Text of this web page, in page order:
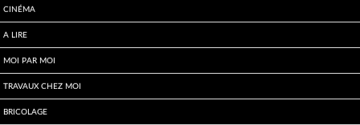
Cinéma
A lire
Moi par Moi
Travaux chez moi
Bricolage